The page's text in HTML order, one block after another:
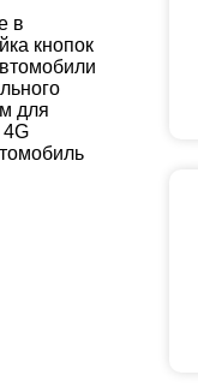
в
кнопок
для